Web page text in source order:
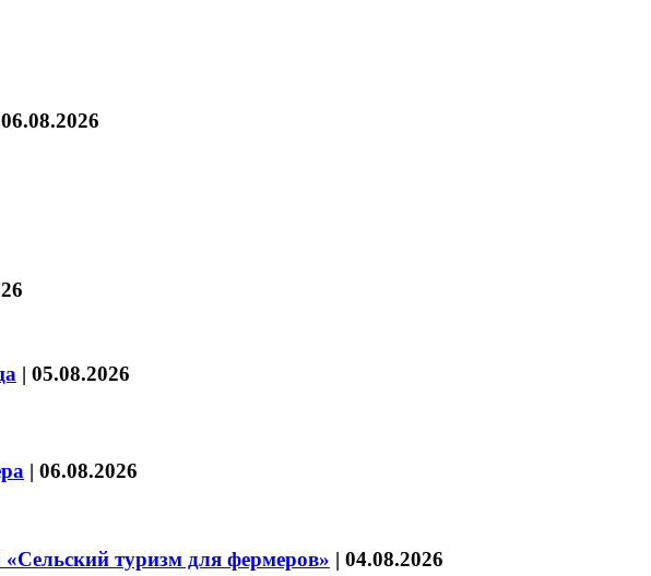
06.08.2026
| 05.08.2026
| 06.08.2026
туризм для фермеров» | 04.08.2026